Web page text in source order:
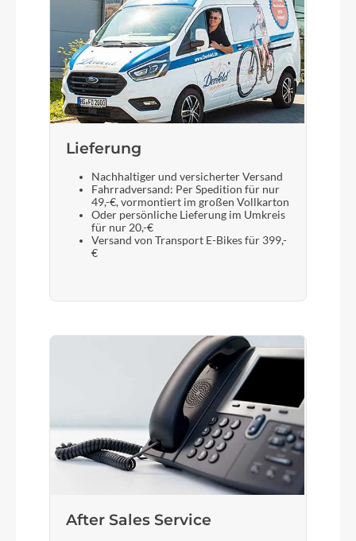
Gabel
SR Suntour NX1-32 LO Air, Tapered, 15x110mm,
100mm
Display
Bosch Purion 200 with Integrated Display
Sattelstütze
CUBE Suspension Seatpost HD, 31.6mm
Lieferung
Nachhaltiger und versicherter Versand
Fahrradversand: Per Spedition für nur
49,-€, vormontiert im großen Vollkarton
Oder persönliche Lieferung im Umkreis
für nur 20,-€
Versand von Transport E-Bikes für 399,-
€
After Sales Service